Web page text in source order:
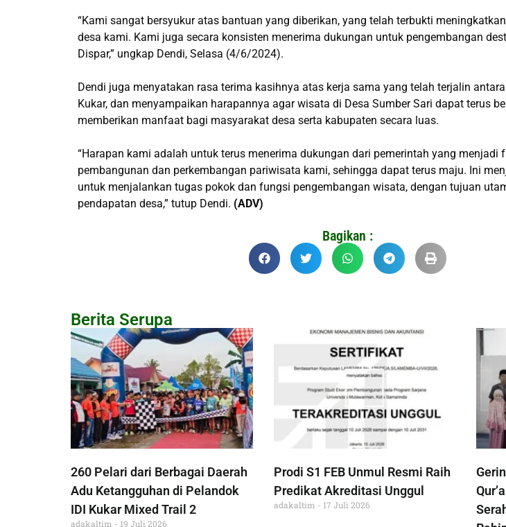
“Kami sangat bersyukur atas bantuan yang diberikan, yang telah terbukti
desa kami. Kami juga secara konsisten menerima dukungan untuk pengembangan
Dispar,” ungkap Dendi, Selasa (4/6/2024).
Dendi juga menyatakan rasa terima kasihnya atas kerja sama yang telah terjalin
Kukar, dan menyampaikan harapannya agar wisata di Desa Sumber Sari dapat terus
memberikan manfaat bagi masyarakat desa serta kabupaten secara luas.
“Harapan kami adalah untuk terus menerima dukungan dari pemerintah yang menjadi
pembangunan dan perkembangan pariwisata kami, sehingga dapat terus maju. Ini
untuk menjalankan tugas pokok dan fungsi pengembangan wisata, dengan tujuan
pendapatan desa,” tutup Dendi. (ADV)
Bagikan :
Berita Serupa
260 Pelari dari Berbagai Daerah
Adu Ketangguhan di Pelandok
IDI Kukar Mixed Trail 2
adakaltim 19 Juli 2026
Prodi S1 FEB Unmul Resmi Raih
Predikat Akreditasi Unggul
adakaltim 17 Juli 2026